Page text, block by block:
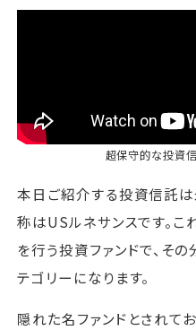
超保守的な投資
本日ご紹介する投資信託は
称はUSルネサンスです。
を行う投資ファンドで、そ
テゴリーになります。
隠れた名ファンドとされて